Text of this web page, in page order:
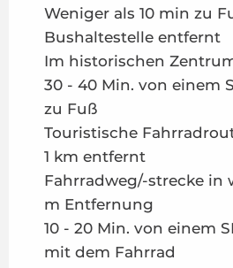
Weniger als 10 min zu
Bushaltestelle entfernt
Im historischen
30 - 40 Min. von einem
zu Fuß
Touristische
1 km entfernt
Fahrradweg/-strecke in
m Entfernung
10 - 20 Min. von einem
mit dem Fahrrad